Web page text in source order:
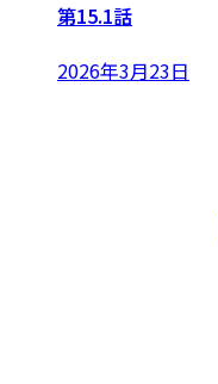
第15.1話
2026年3月23日